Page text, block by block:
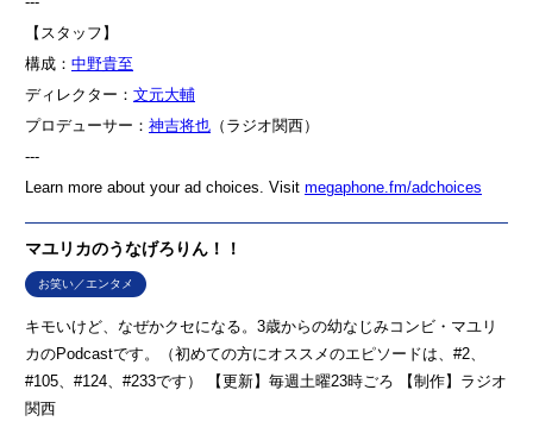
【スタッフ】
構成： ⁠⁠⁠⁠⁠⁠⁠⁠⁠⁠⁠⁠⁠⁠⁠⁠⁠⁠⁠⁠⁠⁠⁠⁠⁠⁠⁠⁠⁠⁠⁠⁠⁠⁠⁠⁠⁠⁠⁠⁠⁠⁠⁠⁠⁠⁠⁠⁠⁠⁠⁠⁠⁠⁠⁠⁠⁠⁠⁠中野貴至⁠⁠⁠⁠⁠⁠⁠⁠⁠⁠⁠⁠⁠⁠⁠⁠⁠⁠⁠⁠⁠⁠⁠⁠⁠⁠⁠⁠⁠⁠⁠⁠⁠⁠⁠⁠⁠⁠⁠⁠⁠⁠⁠⁠⁠⁠⁠⁠⁠⁠⁠⁠⁠⁠⁠⁠⁠⁠⁠
ディレクター： ⁠⁠⁠⁠⁠⁠⁠⁠⁠⁠⁠⁠⁠⁠⁠⁠⁠⁠⁠⁠⁠⁠⁠⁠⁠⁠⁠⁠⁠⁠⁠⁠⁠⁠⁠⁠⁠⁠⁠⁠⁠⁠⁠⁠⁠⁠⁠⁠⁠⁠⁠⁠⁠⁠⁠⁠⁠⁠⁠文元大輔⁠⁠⁠⁠⁠⁠⁠⁠⁠⁠⁠⁠⁠⁠⁠⁠⁠⁠⁠⁠⁠⁠⁠⁠⁠⁠⁠⁠⁠⁠⁠⁠⁠⁠⁠⁠⁠⁠⁠⁠⁠⁠⁠⁠⁠⁠⁠⁠⁠⁠⁠⁠⁠⁠⁠⁠⁠⁠⁠
プロデューサー： ⁠⁠⁠⁠⁠⁠⁠⁠⁠⁠⁠⁠⁠⁠⁠⁠⁠⁠⁠⁠⁠⁠⁠⁠⁠⁠⁠⁠⁠⁠⁠⁠⁠⁠⁠⁠⁠⁠⁠⁠⁠⁠⁠⁠⁠⁠⁠⁠⁠⁠⁠⁠⁠⁠⁠⁠⁠⁠⁠神吉将也⁠⁠⁠⁠⁠⁠⁠⁠⁠⁠⁠⁠⁠⁠⁠⁠⁠⁠⁠⁠⁠⁠⁠⁠⁠⁠⁠⁠⁠⁠⁠⁠⁠⁠⁠⁠⁠⁠⁠⁠⁠⁠⁠⁠⁠⁠⁠⁠⁠⁠⁠⁠⁠⁠⁠⁠⁠⁠⁠ （ラジオ関西）
---
Learn more about your ad choices. Visit megaphone.fm/adchoices
マユリカのうなげろりん！！
お笑い／エンタメ
キモいけど、なぜかクセになる。3歳からの幼なじみコンビ・マユリ
カのPodcastです。（初めての方にオススメのエピソードは、#2、
#105、#124、#233です） 【更新】毎週土曜23時ごろ 【制作】ラジオ
関西